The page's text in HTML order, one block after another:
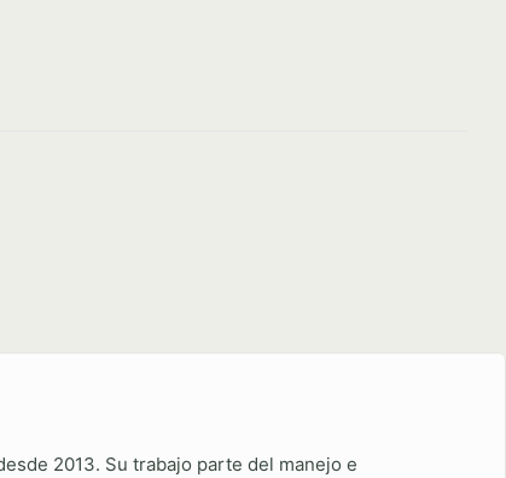
2013. Su trabajo parte del manejo e